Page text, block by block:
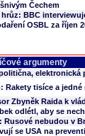
Čechem
hrůz: BBC
OSBL za říjen
argumenty
elektronická
Rakety tisíce a jedné
Zbyněk Raida k
odlétl, aby se
Rusové nebudou v
se USA na